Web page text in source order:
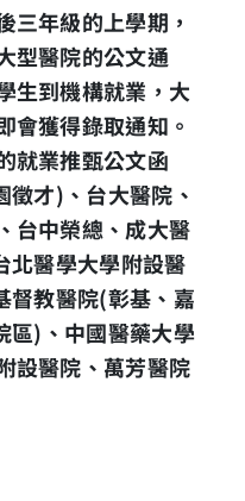
三年級的上學期，
型醫院的公文通
生到機構就業，大
會獲得錄取通知。
就業推甄公文函
才)、台大醫院、
台中榮總、成大醫
北醫學大學附設醫
督教醫院(彰基、嘉
區)、中國醫藥大學
設醫院、萬芳醫院